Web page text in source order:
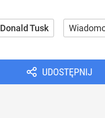
Donald Tusk
UDOSTĘPNIJ